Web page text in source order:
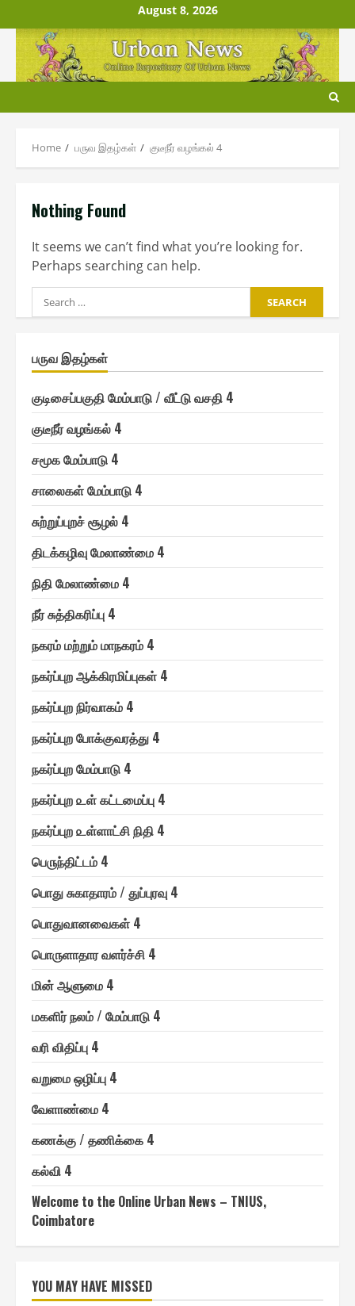
to
content
August 8, 2026
Home பருவ இதழ்கள் குடீநீர் வழங்௧ல் 4
Nothing Found
It seems we can’t find what you’re looking for.
Perhaps searching can help.
Search
for:
பருவ இதழ்கள்
குடிசைப்பகுதி மேம்பாடு / வீட்டு வசதி 4
குடீநீர் வழங்௧ல் 4
சமூ௧ மேம்பாடு 4
சாலை௧ள் மேம்பாடு 4
சுற்றுப்புறச் சூழல் 4
திடக்௧ழிவு மேலாண்மை 4
நிதி மேலாண்மை 4
நீர் சுத்தி௧ரிப்பு 4
ந௧ரம் மற்றும் மாந௧ரம் 4
ந௧ர்ப்புற ஆக்கிரமிப்பு௧ள் 4
ந௧ர்ப்புற நிர்வா௧ம் 4
ந௧ர்ப்புற போக்குவரத்து 4
ந௧ர்ப்புற மேம்பாடு 4
ந௧ர்ப்புற ௨ள் ௧ட்டமைப்பு 4
ந௧ர்ப்புற ௨ள்ளாட்சி நிதி 4
பெ௫ந்திட்டம் 4
பொது சுகாதாரம் / துப்புரவு 4
பொதுவானவை௧ள் 4
பொ௫ளாதார வளர்ச்சி 4
மின் ஆளுமை 4
ம௧ளிர் நலம் / மேம்பாடு 4
வரி விதிப்பு 4
வறுமை ஒழிப்பு 4
வேளாண்மை 4
௧ணக்கு / தணிக்கை 4
௧ல்வி 4
Welcome to the Online Urban News – TNIUS,
Coimbatore
YOU MAY HAVE MISSED